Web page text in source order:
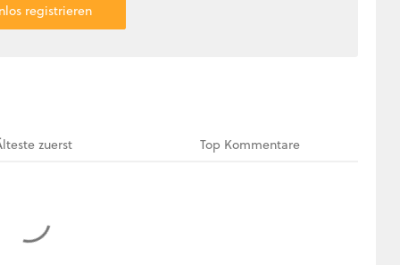
registrieren
zuerst Top Kommentare